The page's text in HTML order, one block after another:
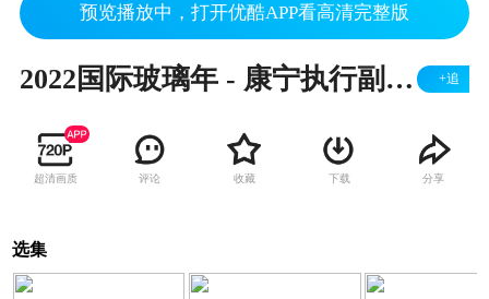
预览播放中，打开优酷APP看高清完整版
2022国际玻璃年 - 康宁执行副总裁Jeff Everson发表开幕式致辞 +追
超清画质 评论 收藏 下载 分享
选集